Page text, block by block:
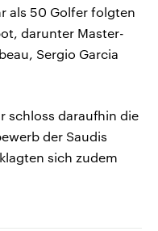
als 50 Golfer folgten
darunter Master-
Sergio Garcia
schloss daraufhin die
der Saudis
sich zudem